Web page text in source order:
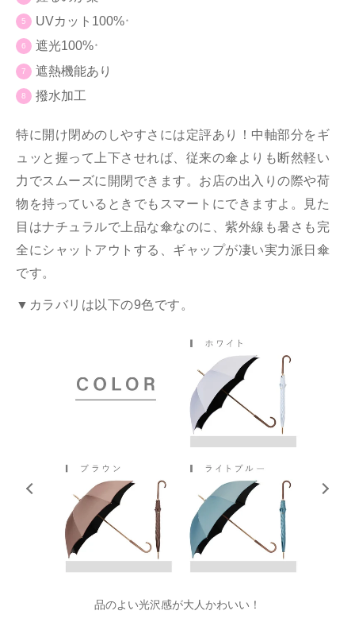
UVカット100% ＊
遮光100% ＊
遮熱機能あり
撥水加工
特に開け閉めのしやすさには定評あり！中軸部分をギ
ュッと握って上下させれば、従来の傘よりも断然軽い
力でスムーズに開閉できます。お店の出入りの際や荷
物を持っているときでもスマートにできますよ。見た
目はナチュラルで上品な傘なのに、紫外線も暑さも完
全にシャットアウトする、ギャップが凄い実力派日傘
です。
▼カラバリは以下の9色です。
品のよい光沢感が大人かわいい！